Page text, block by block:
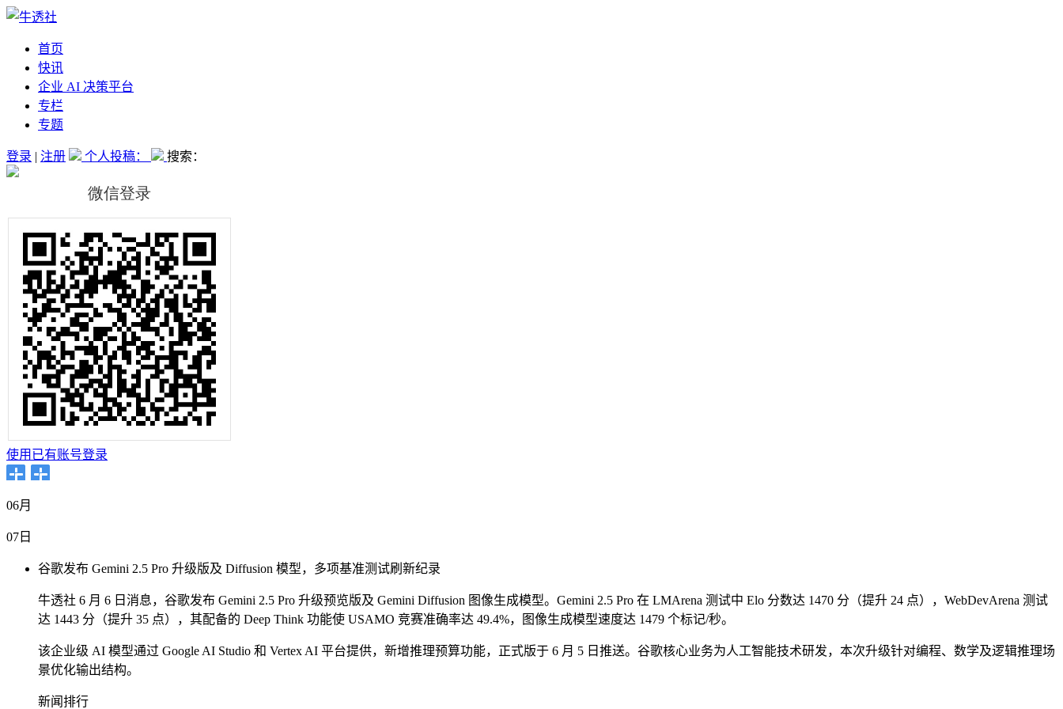
首页
快讯
企业 AI 决策平台
专栏
专题
登录 | 注册 个人投稿： 搜索：
使用已有账号登录
06月
07日
谷歌发布 Gemini 2.5 Pro 升级版及 Diffusion 模型，多项基准测试刷新纪录
牛透社 6 月 6 日消息，谷歌发布 Gemini 2.5 Pro 升级预览版及 Gemini Diffusion 图像生成模型。Gemini 2.5 Pro 在 LMArena 测试中 Elo 分数达 1470 分（提升 24 点），WebDevArena 测试
达 1443 分（提升 35 点），其配备的 Deep Think 功能使 USAMO 竞赛准确率达 49.4%，图像生成模型速度达 1479 个标记/秒。
该企业级 AI 模型通过 Google AI Studio 和 Vertex AI 平台提供，新增推理预算功能，正式版于 6 月 5 日推送。谷歌核心业务为人工智能技术研发，本次升级针对编程、数学及逻辑推理场
景优化输出结构。
新闻排行